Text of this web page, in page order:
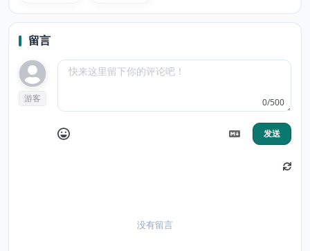
留言
游客 0/500
发送
没有留言